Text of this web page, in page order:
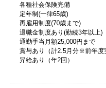
各種社会保険完備
定年制(一律65歳)
再雇用制度(70歳まで)
退職金制度あり(勤続3年以上)
通勤手当月額25,000円まで
賞与あり（計2.5月分※前年度
昇給あり（年2回）